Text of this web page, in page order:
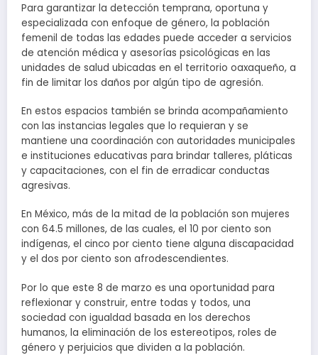
Para garantizar la detección temprana, oportuna y
especializada con enfoque de género, la población
femenil de todas las edades puede acceder a servicios
de atención médica y asesorías psicológicas en las
unidades de salud ubicadas en el territorio oaxaqueño, a
fin de limitar los daños por algún tipo de agresión.
En estos espacios también se brinda acompañamiento
con las instancias legales que lo requieran y se
mantiene una coordinación con autoridades municipales
e instituciones educativas para brindar talleres, pláticas
y capacitaciones, con el fin de erradicar conductas
agresivas.
En México, más de la mitad de la población son mujeres
con 64.5 millones, de las cuales, el 10 por ciento son
indígenas, el cinco por ciento tiene alguna discapacidad
y el dos por ciento son afrodescendientes.
Por lo que este 8 de marzo es una oportunidad para
reflexionar y construir, entre todas y todos, una
sociedad con igualdad basada en los derechos
humanos, la eliminación de los estereotipos, roles de
género y perjuicios que dividen a la población.